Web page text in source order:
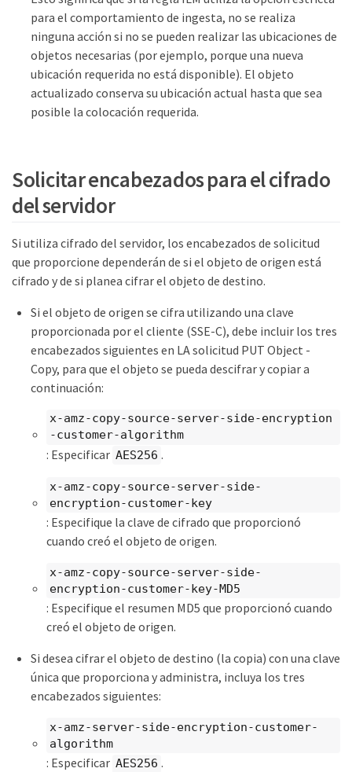
para el comportamiento de ingesta, no se realiza
ninguna acción si no se pueden realizar las ubicaciones de
objetos necesarias (por ejemplo, porque una nueva
ubicación requerida no está disponible). El objeto
actualizado conserva su ubicación actual hasta que sea
posible la colocación requerida.
Solicitar encabezados para el cifrado
del servidor
Si utiliza cifrado del servidor, los encabezados de solicitud
que proporcione dependerán de si el objeto de origen está
cifrado y de si planea cifrar el objeto de destino.
Si el objeto de origen se cifra utilizando una clave
proporcionada por el cliente (SSE-C), debe incluir los tres
encabezados siguientes en LA solicitud PUT Object -
Copy, para que el objeto se pueda descifrar y copiar a
continuación:
x-amz-copy-source​-server-side​-encryption​
-customer-algorithm
: Especificar AES256 .
x-amz-copy-source​-server-side-
encryption-customer-key
: Especifique la clave de cifrado que proporcionó
cuando creó el objeto de origen.
x-amz-copy-source​-server-side-
encryption-customer-key-MD5
: Especifique el resumen MD5 que proporcionó cuando
creó el objeto de origen.
Si desea cifrar el objeto de destino (la copia) con una clave
única que proporciona y administra, incluya los tres
encabezados siguientes:
x-amz-server-side-encryption-customer-
algorithm
: Especificar AES256 .